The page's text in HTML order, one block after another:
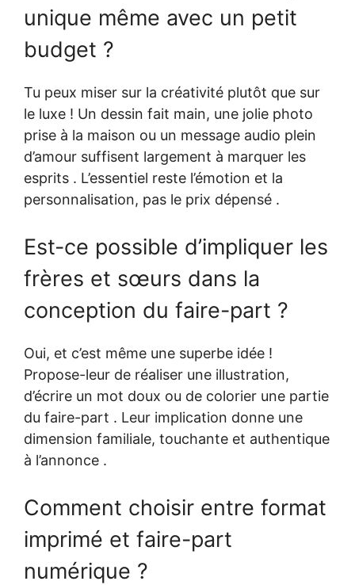
unique même avec un petit
budget ?
Tu peux miser sur la créativité plutôt que sur
le luxe ! Un dessin fait main, une jolie photo
prise à la maison ou un message audio plein
d’amour suffisent largement à marquer les
esprits . L’essentiel reste l’émotion et la
personnalisation, pas le prix dépensé .
Est-ce possible d’impliquer les
frères et sœurs dans la
conception du faire-part ?
Oui, et c’est même une superbe idée !
Propose-leur de réaliser une illustration,
d’écrire un mot doux ou de colorier une partie
du faire-part . Leur implication donne une
dimension familiale, touchante et authentique
à l’annonce .
Comment choisir entre format
imprimé et faire-part
numérique ?